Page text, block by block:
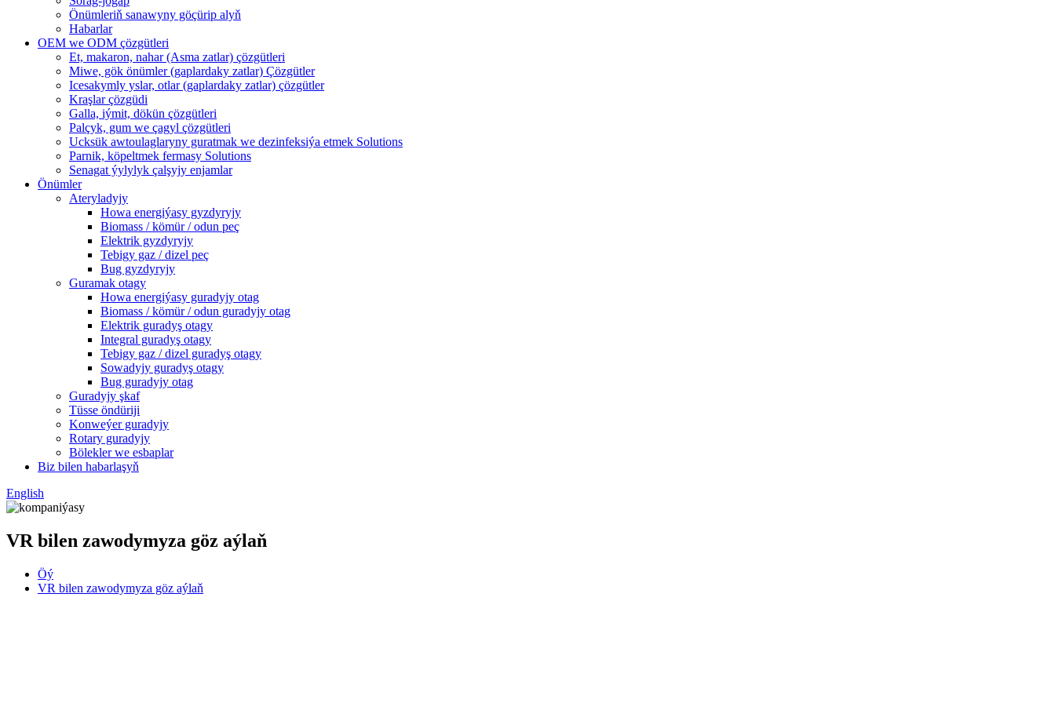
Önümleriň sanawyny göçürip alyň
Habarlar
OEM we ODM çözgütleri
Et, makaron, nahar (Asma zatlar) çözgütleri
Miwe, gök önümler (gaplardaky zatlar) Çözgütler
Icesakymly yslar, otlar (gaplardaky zatlar) çözgütler
Kraşlar çözgüdi
Galla, iýmit, dökün çözgütleri
Palçyk, gum we çagyl çözgütleri
Ucksük awtoulaglaryny guratmak we dezinfeksiýa etmek Solutions
Parnik, köpeltmek fermasy Solutions
Senagat ýylylyk çalşyjy enjamlar
Önümler
Ateryladyjy
Howa energiýasy gyzdyryjy
Biomass / kömür / odun peç
Elektrik gyzdyryjy
Tebigy gaz / dizel peç
Bug gyzdyryjy
Guramak otagy
Howa energiýasy guradyjy otag
Biomass / kömür / odun guradyjy otag
Elektrik guradyş otagy
Integral guradyş otagy
Tebigy gaz / dizel guradyş otagy
Sowadyjy guradyş otagy
Bug guradyjy otag
Guradyjy şkaf
Tüsse öndüriji
Konweýer guradyjy
Rotary guradyjy
Bölekler we esbaplar
Biz bilen habarlaşyň
English
VR bilen zawodymyza göz aýlaň
Öý
VR bilen zawodymyza göz aýlaň